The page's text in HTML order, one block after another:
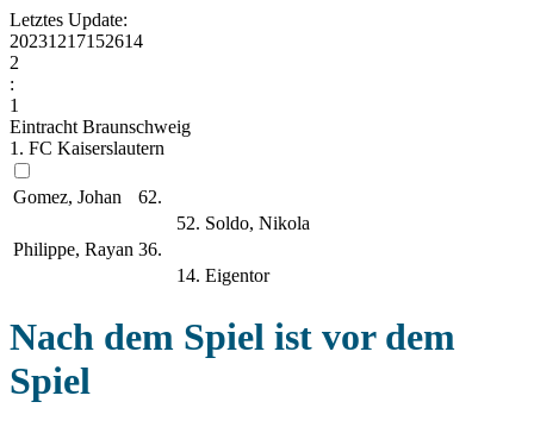
Letztes Update:
20231217152614
2
:
1
Eintracht Braunschweig
1. FC Kaiserslautern
Gomez, Johan
62.
52. Soldo, Nikola
Philippe, Rayan 36.
14. Eigentor
Nach dem Spiel ist vor dem
Spiel